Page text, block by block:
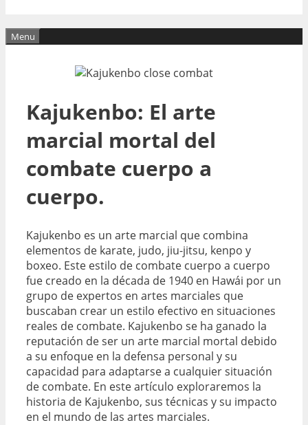
Menu
Kajukenbo: El arte
marcial mortal del
combate cuerpo a
cuerpo.
Kajukenbo es un arte marcial que combina
elementos de karate, judo, jiu-jitsu, kenpo y
boxeo. Este estilo de combate cuerpo a cuerpo
fue creado en la década de 1940 en Hawái por un
grupo de expertos en artes marciales que
buscaban crear un estilo efectivo en situaciones
reales de combate. Kajukenbo se ha ganado la
reputación de ser un arte marcial mortal debido
a su enfoque en la defensa personal y su
capacidad para adaptarse a cualquier situación
de combate. En este artículo exploraremos la
historia de Kajukenbo, sus técnicas y su impacto
en el mundo de las artes marciales.